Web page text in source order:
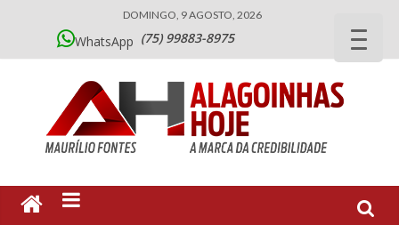
DOMINGO, 9 AGOSTO, 2026
WhatsApp (75) 99883-8975